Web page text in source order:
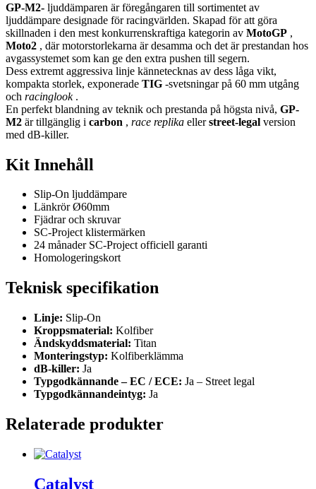
GP-M2- ljuddämparen är föregångaren till sortimentet av
ljuddämpare designade för racingvärlden. Skapad för att göra
skillnaden i den mest konkurrenskraftiga kategorin av MotoGP ,
Moto2 , där motorstorlekarna är desamma och det är prestandan hos
avgassystemet som kan ge den extra pushen till segern.
Dess extremt aggressiva linje kännetecknas av dess låga vikt,
kompakta storlek, exponerade TIG -svetsningar på 60 mm utgång
och racinglook.
En perfekt blandning av teknik och prestanda på högsta nivå, GP-
M2 är tillgänglig i carbon , race replika ellerstreet-legal version
med dB-killer.
Kit Innehåll
Slip-On ljuddämpare
Länkrör Ø60mm
Fjädrar och skruvar
SC-Project klistermärken
24 månader SC-Project officiell garanti
Homologeringskort
Teknisk specifikation
Linje: Slip-On
Kroppsmaterial: Kolfiber
Ändskyddsmaterial: Titan
Monteringstyp: Kolfiberklämma
dB-killer: Ja
Typgodkännande – EC / ECE: Ja – Street legal
Typgodkännandeintyg: Ja
Relaterade produkter
Catalyst